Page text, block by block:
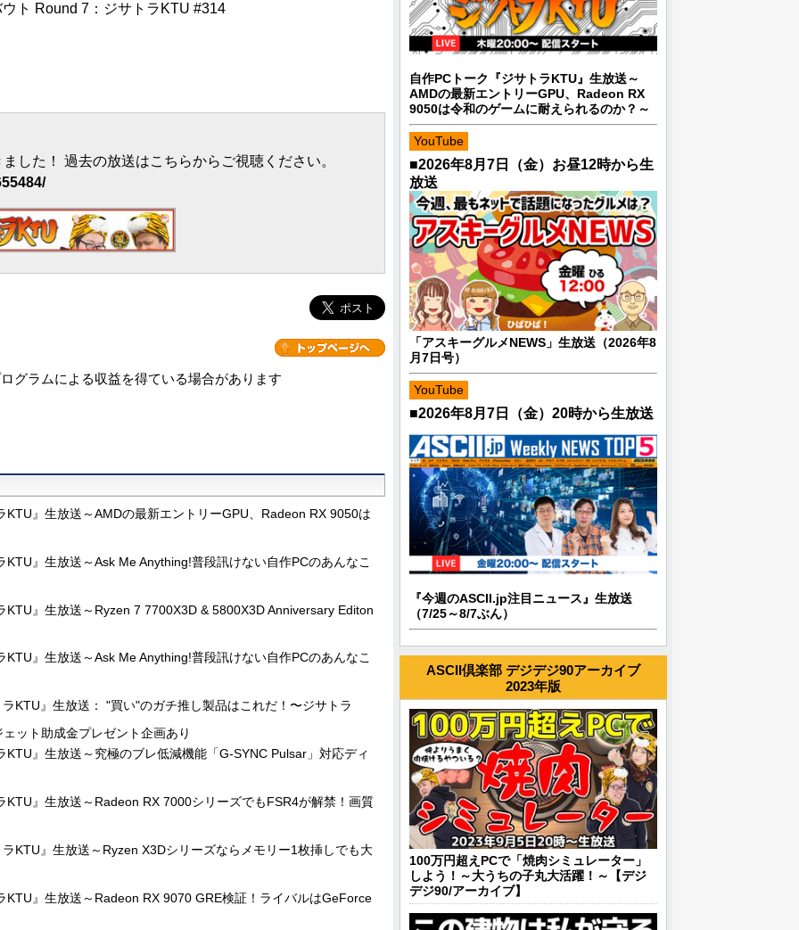
ト Round 7：ジサトラKTU #314
た！ 過去の放送はこちらからご視聴ください。
グラムによる収益を得ている場合があります
KTU』生放送～AMDの最新エントリーGPU、Radeon RX 9050は
KTU』生放送～Ask Me Anything!普段訊けない自作PCのあんなこ
KTU』生放送～Ryzen 7 7700X3D & 5800X3D Anniversary Editon
KTU』生放送～Ask Me Anything!普段訊けない自作PCのあんなこ
KTU』生放送： "買い"のガチ推し製品はこれだ！〜ジサトラ
ット助成金プレゼント企画あり
KTU』生放送～究極のブレ低減機能「G-SYNC Pulsar」対応ディ
KTU』生放送～Radeon RX 7000シリーズでもFSR4が解禁！画質
KTU』生放送～Ryzen X3Dシリーズならメモリー1枚挿しでも大
KTU』生放送～Radeon RX 9070 GRE検証！ライバルはGeForce
自作PCトーク『ジサトラKTU』生放送～
AMDの最新エントリーGPU、Radeon RX
9050は令和のゲームに耐えられるのか？～
YouTube
■2026年8月7日（金）お昼12時から生
放送
「アスキーグルメNEWS」生放送（2026年8
月7日号）
YouTube
■2026年8月7日（金）20時から生放送
『今週のASCII.jp注目ニュース』生放送
（7/25～8/7ぶん）
ASCII倶楽部 デジデジ90アーカイブ
2023年版
100万円超えPCで「焼肉シミュレーター」
しよう！～大うちの子丸大活躍！～【デジ
デジ90/アーカイブ】